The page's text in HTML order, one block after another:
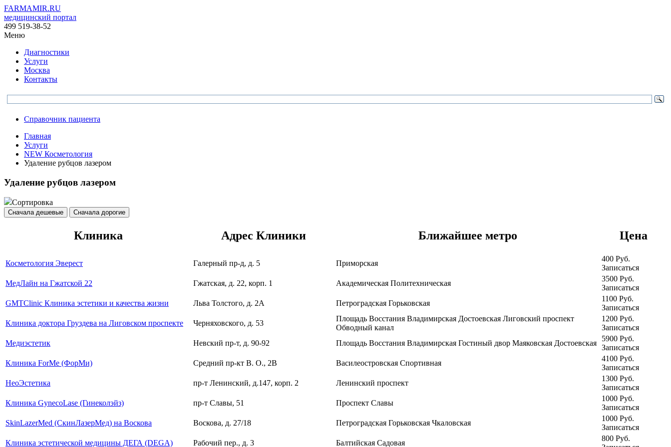
FARMAMIR.RU
медицинский портал
499 519-38-52
Меню
Диагностики
Услуги
Москва
Контакты
Справочник пациента
Главная
Услуги
NEW Косметология
Удаление рубцов лазером
Удаление рубцов лазером
Сортировка
Сначала дешевые Сначала дорогие
Клиника Адрес Клиники Ближайшее метро Цена
Косметология Эверест Галерный пр-д, д. 5 Приморская
400 Руб.
Записаться
МедЛайн на Гжатской 22
Гжатская, д. 22, корп. 1 Академическая Политехническая
3500 Руб.
Записаться
GMTClinic Клиника эстетики и качества жизни
Льва Толстого, д. 2А Петроградская Горьковская
1100 Руб.
Записаться
Клиника доктора Груздева на Лиговском проспекте
Черняховского, д. 53
Площадь Восстания Владимирская Достоевская Лиговский проспект
Обводный канал
1200 Руб.
Записаться
Медиэстетик
Невский пр-т, д. 90-92 Площадь Восстания Владимирская Гостиный двор Маяковская Достоевская
5900 Руб.
Записаться
Клиника ForMe (ФорМи)
Средний пр-кт В. О., 2В Василеостровская Спортивная
4100 Руб.
Записаться
НеоЭстетика
пр-т Ленинский, д.147, корп. 2 Ленинский проспект
1300 Руб.
Записаться
Клиника GynecoLase (Гинеколэйз)
пр-т Славы, 51 Проспект Славы
1000 Руб.
Записаться
SkinLazerMed (СкинЛазерМед) на Воскова
Воскова, д. 27/18 Петроградская Горьковская Чкаловская
1000 Руб.
Записаться
Клиника эстетической медицины ДЕГА (DEGA)
Рабочий пер., д. 3 Балтийская Садовая
800 Руб.